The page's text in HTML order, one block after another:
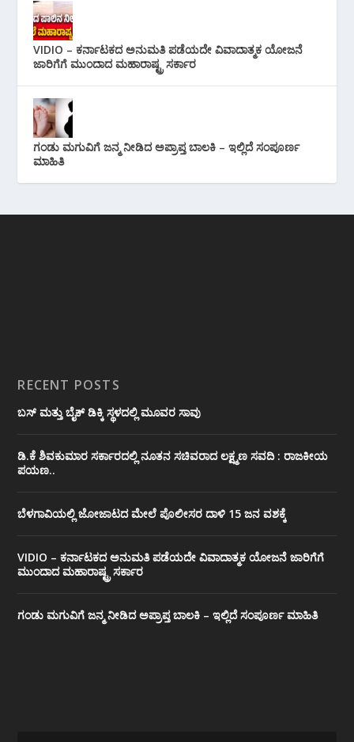
VIDIO – ಕರ್ನಾಟಕದ ಅನುಮತಿ ಪಡೆಯದೇ ವಿವಾದಾತ್ಮಕ ಯೋಜನೆ
ಜಾರಿಗೆಗೆ ಮುಂದಾದ ಮಹಾರಾಷ್ಟ್ರ ಸರ್ಕಾರ
ಗಂಡು ಮಗುವಿಗೆ ಜನ್ಮ ನೀಡಿದ ಅಪ್ರಾಪ್ತ ಬಾಲಕಿ – ಇಲ್ಲಿದೆ ಸಂಪೂರ್ಣ
ಮಾಹಿತಿ
RECENT POSTS
ಬಸ್ ಮತ್ತು ಬೈಕ್ ಡಿಕ್ಕಿ ಸ್ಥಳದಲ್ಲಿ ಮೂವರ ಸಾವು
ಡಿ.ಕೆ ಶಿವಕುಮಾರ ಸರ್ಕಾರದಲ್ಲಿ ನೂತನ ಸಚಿವರಾದ ಲಕ್ಷ್ಮಣ ಸವದಿ : ರಾಜಕೀಯ
ಪಯಣ..
ಬೆಳಗಾವಿಯಲ್ಲಿ ಜೋಜಾಟದ ಮೇಲೆ ಪೊಲೀಸರ ದಾಳಿ 15 ಜನ ವಶಕ್ಕೆ
VIDIO – ಕರ್ನಾಟಕದ ಅನುಮತಿ ಪಡೆಯದೇ ವಿವಾದಾತ್ಮಕ ಯೋಜನೆ ಜಾರಿಗೆಗೆ
ಮುಂದಾದ ಮಹಾರಾಷ್ಟ್ರ ಸರ್ಕಾರ
ಗಂಡು ಮಗುವಿಗೆ ಜನ್ಮ ನೀಡಿದ ಅಪ್ರಾಪ್ತ ಬಾಲಕಿ – ಇಲ್ಲಿದೆ ಸಂಪೂರ್ಣ ಮಾಹಿತಿ